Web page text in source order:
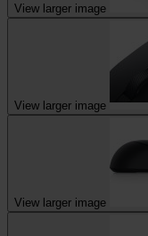
View larger image
View larger image
View larger image